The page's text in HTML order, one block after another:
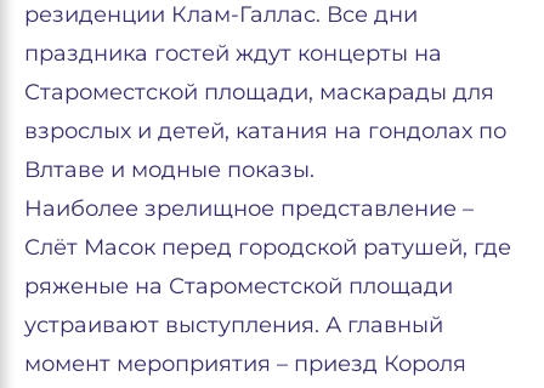
резиденции Клам-Галлас. Все дни
праздника гостей ждут концерты на
Староместской площади, маскарады для
взрослых и детей, катания на гондолах по
Влтаве и модные показы.
Наиболее зрелищное представление –
Слёт Масок перед городской ратушей, где
ряженые на Староместской площади
устраивают выступления. А главный
момент мероприятия – приезд Короля